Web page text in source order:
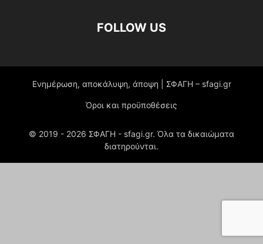
FOLLOW US
Ενημέρωση, αποκάλυψη, άποψη | ΣΦΑΓΗ – sfagi.gr
Όροι και προϋποθέσεις
© 2019 - 2026 ΣΦΑΓΗ - sfagi.gr. Όλα τα δικαιώματα
διατηρούνται.